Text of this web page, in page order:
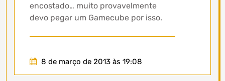
8 de março de 2013 às 19:08
encostado… muito provavelmente
devo pegar um Gamecube por isso.